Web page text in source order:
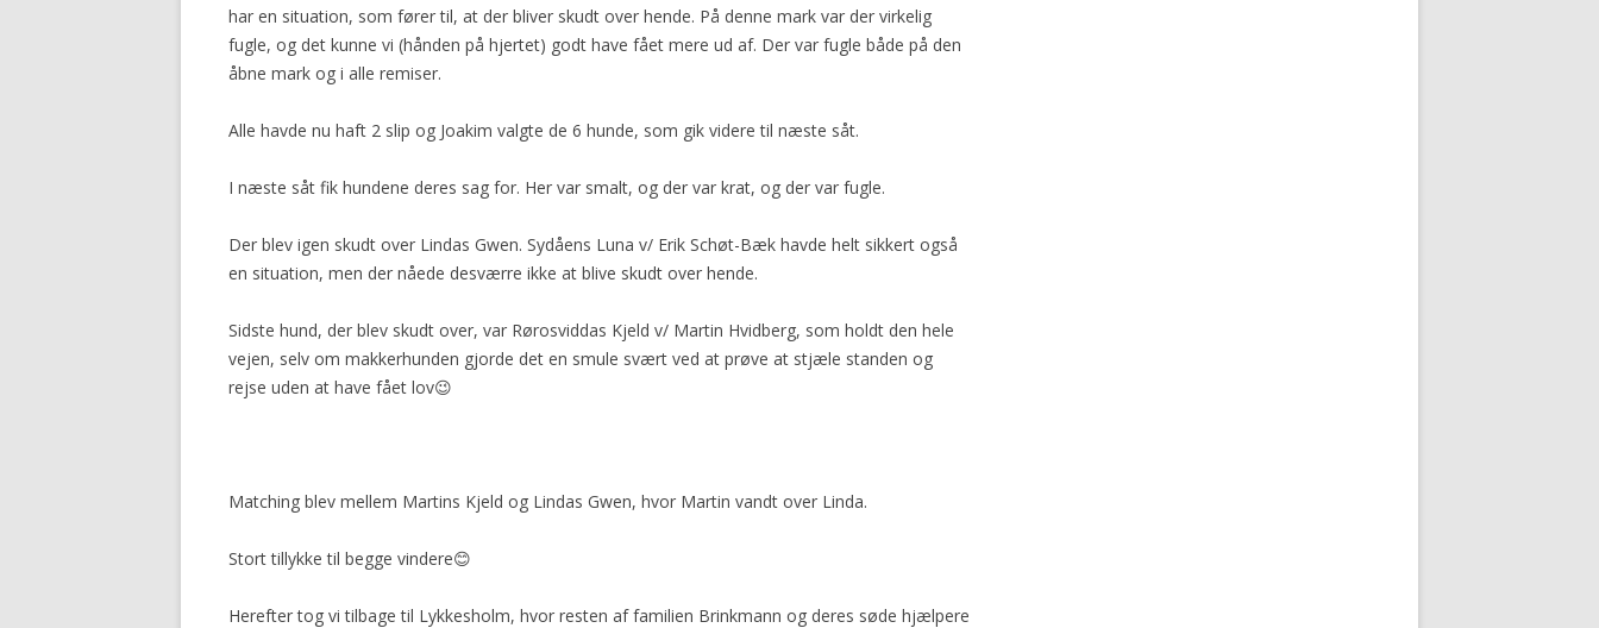
har en situation, som fører til, at der bliver skudt over hende. På denne mark var der virkelig
fugle, og det kunne vi (hånden på hjertet) godt have fået mere ud af. Der var fugle både på den
åbne mark og i alle remiser.
Alle havde nu haft 2 slip og Joakim valgte de 6 hunde, som gik videre til næste såt.
I næste såt fik hundene deres sag for. Her var smalt, og der var krat, og der var fugle.
Der blev igen skudt over Lindas Gwen. Sydåens Luna v/ Erik Schøt-Bæk havde helt sikkert også
en situation, men der nåede desværre ikke at blive skudt over hende.
Sidste hund, der blev skudt over, var Rørosviddas Kjeld v/ Martin Hvidberg, som holdt den hele
vejen, selv om makkerhunden gjorde det en smule svært ved at prøve at stjæle standen og
rejse uden at have fået lov😉
Matching blev mellem Martins Kjeld og Lindas Gwen, hvor Martin vandt over Linda.
Stort tillykke til begge vindere😊
Herefter tog vi tilbage til Lykkesholm, hvor resten af familien Brinkmann og deres søde hjælpere